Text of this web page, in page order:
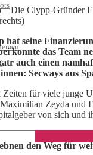
Die Clypp-Gründer
hat seine
konnte das Team
auch einen
Secways aus
für viele junge
Zeyda und
von sich und
den Weg für